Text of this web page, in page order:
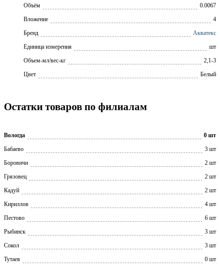
Объём
0.0067
Вложение
4
Бренд
Акватекс
Единица измерения
шт
Объем-мл/вес-кг
2,1-3
Цвет
Белый
Остатки товаров по филиалам
Вологда
0 шт
Бабаево
3 шт
Боровичи
2 шт
Грязовец
2 шт
Кадуй
2 шт
Кириллов
4 шт
Пестово
6 шт
Рыбинск
3 шт
Сокол
3 шт
Тутаев
0 шт